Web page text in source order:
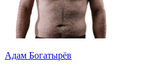
Адам Богатырёв